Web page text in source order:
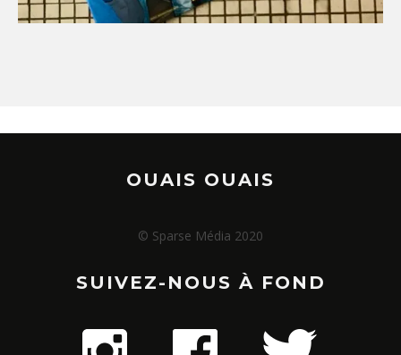
OUAIS OUAIS
© Sparse Média 2020
SUIVEZ-NOUS À FOND